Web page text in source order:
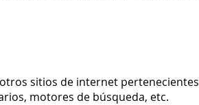
sitios de internet pertenecientes
motores de búsqueda, etc.